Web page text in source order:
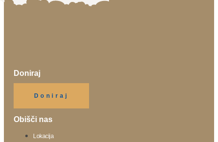
Doniraj
Doniraj
Obišči nas
Lokacija